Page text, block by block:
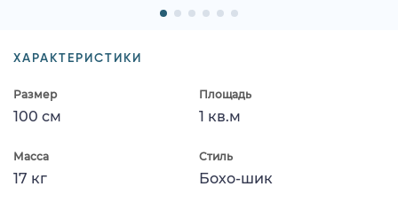
ХАРАКТЕРИСТИКИ
Размер
100 см
Площадь
1 кв.м
Масса
17 кг
Стиль
Бохо-шик